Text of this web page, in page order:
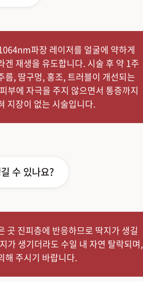
파장 레이저를 얼굴에 약하게
겐 재생을 유도합니다. 시술 후 약 1주
름, 땀구멍, 홍조, 트러블이 개선되는
부에 자극을 주지 않으면서 통증까지
지장이 없는 시술입니다.
수 있나요?
곳 진피층에 반응하므로 딱지가 생길
가 생기더라도 수일 내 자연 탈락되며,
해 주시기 바랍니다.